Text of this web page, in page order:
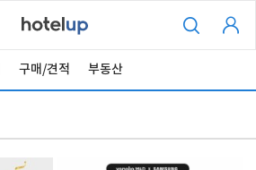
구매/견적 부동산